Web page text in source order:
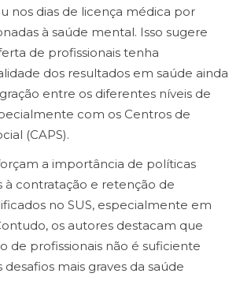
nos dias de licença médica por
à saúde mental. Isso sugere
de profissionais tenha
dos resultados em saúde ainda
entre os diferentes níveis de
com os Centros de
(CAPS).
a importância de políticas
à contratação e retenção de
no SUS, especialmente em
os autores destacam que
de profissionais não é suficiente
mais graves da saúde